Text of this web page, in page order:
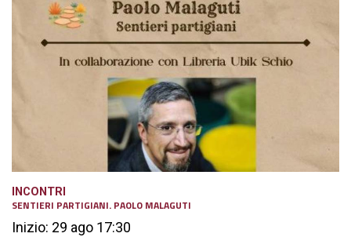
INCONTRI
SENTIERI PARTIGIANI. PAOLO MALAGUTI
Inizio: 29 ago 17:30